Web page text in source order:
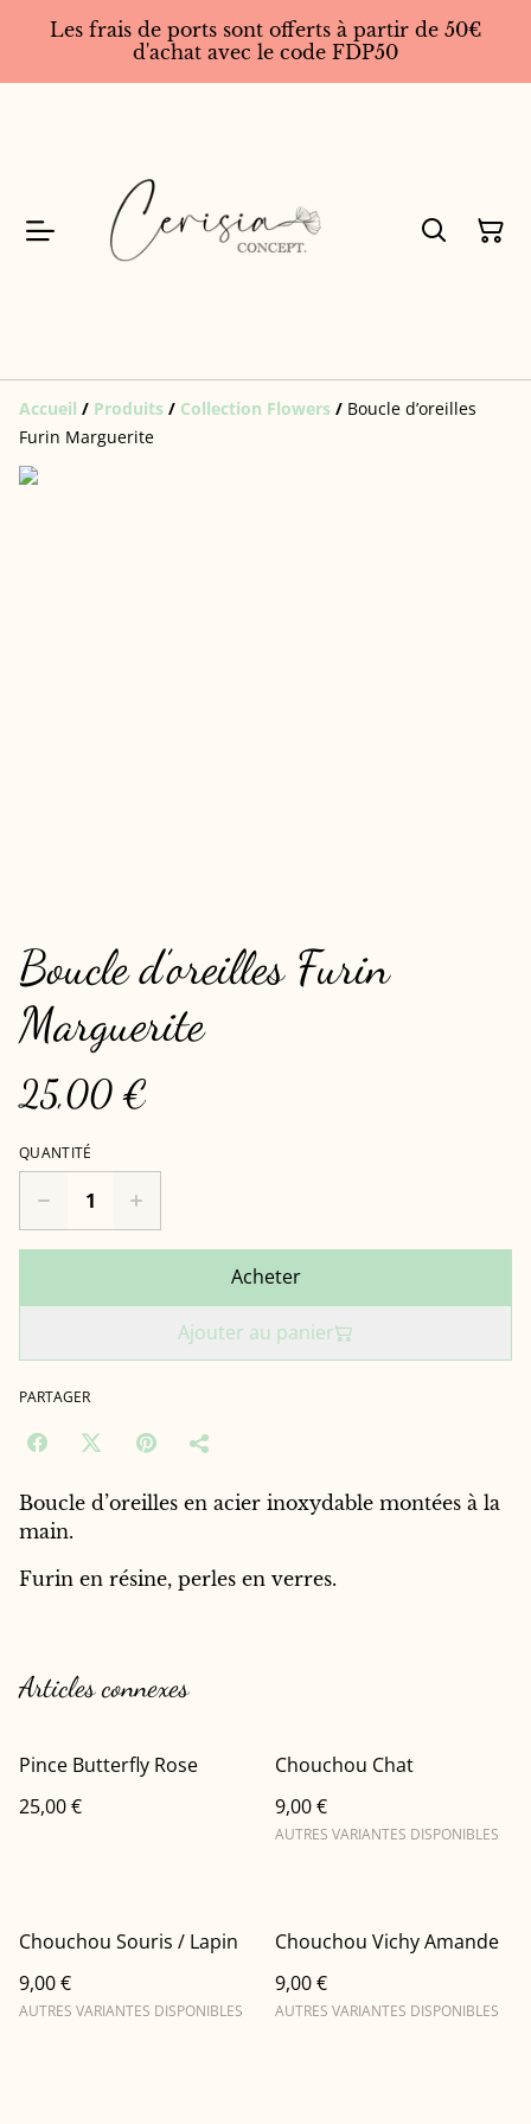
Les frais de ports sont offerts à partir de 50€
d'achat avec le code FDP50
Accueil / Produits / Collection Flowers / Boucle d’oreilles
Furin Marguerite
Boucle d’oreilles Furin
Marguerite
25,00 €
QUANTITÉ
Acheter
Ajouter au panier
PARTAGER
Boucle d’oreilles en acier inoxydable montées à la
main.
Furin en résine, perles en verres.
Articles connexes
Pince Butterfly Rose
25,00 €
Chouchou Chat
9,00 €
AUTRES VARIANTES DISPONIBLES
Chouchou Souris / Lapin
9,00 €
AUTRES VARIANTES DISPONIBLES
Chouchou Vichy Amande
9,00 €
AUTRES VARIANTES DISPONIBLES